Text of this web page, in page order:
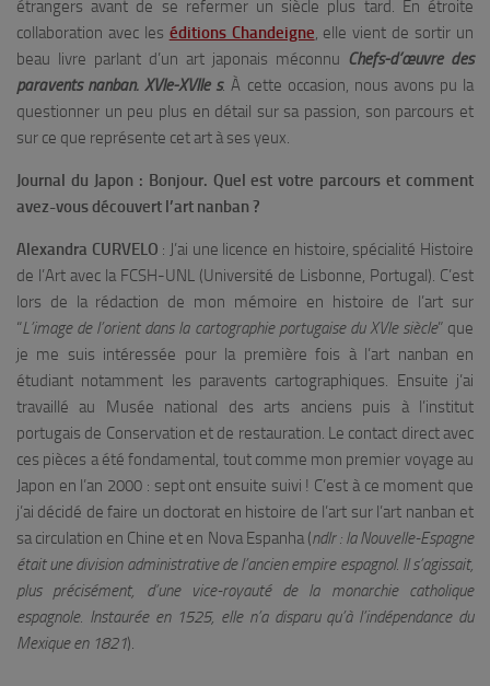
étrangers avant de se refermer un siècle plus tard. En étroite
collaboration avec les éditions Chandeigne, elle vient de sortir un
beau livre parlant d’un art japonais méconnu Chefs-d’œuvre des
paravents nanban. XVIe-XVIIe s. À cette occasion, nous avons pu la
questionner un peu plus en détail sur sa passion, son parcours et
sur ce que représente cet art à ses yeux.
Journal du Japon : Bonjour. Quel est votre parcours et comment
avez-vous découvert l’art nanban ?
Alexandra CURVELO : J’ai une licence en histoire, spécialité Histoire
de l’Art avec la FCSH-UNL (Université de Lisbonne, Portugal). C’est
lors de la rédaction de mon mémoire en histoire de l’art sur
“L’image de l’orient dans la cartographie portugaise du XVIe siècle” que
je me suis intéressée pour la première fois à l’art nanban en
étudiant notamment les paravents cartographiques. Ensuite j’ai
travaillé au Musée national des arts anciens puis à l’institut
portugais de Conservation et de restauration. Le contact direct avec
ces pièces a été fondamental, tout comme mon premier voyage au
Japon en l’an 2000 : sept ont ensuite suivi ! C’est à ce moment que
j’ai décidé de faire un doctorat en histoire de l’art sur l’art nanban et
sa circulation en Chine et en Nova Espanha (ndlr : la Nouvelle-Espagne
était une division administrative de l’ancien empire espagnol. Il s’agissait,
plus précisément, d’une vice-royauté de la monarchie catholique
espagnole. Instaurée en 1525, elle n’a disparu qu’à l’indépendance du
Mexique en 1821).